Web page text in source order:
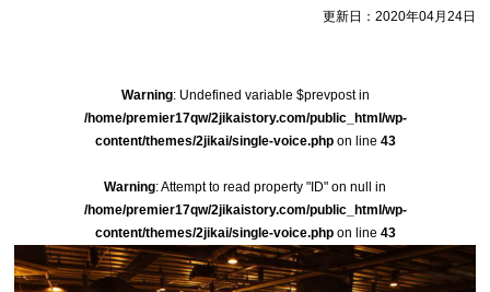
更新日：2020年04月24日
Warning: Undefined variable $prevpost in
/home/premier17qw/2jikaistory.com/public_html/wp-
content/themes/2jikai/single-voice.phpon line 43
Warning: Attempt to read property "ID" on null in
/home/premier17qw/2jikaistory.com/public_html/wp-
content/themes/2jikai/single-voice.phpon line 43